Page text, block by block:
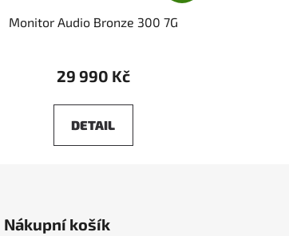
Monitor Audio Bronze 300 7G
29 990 Kč
DETAIL
Nákupní košík